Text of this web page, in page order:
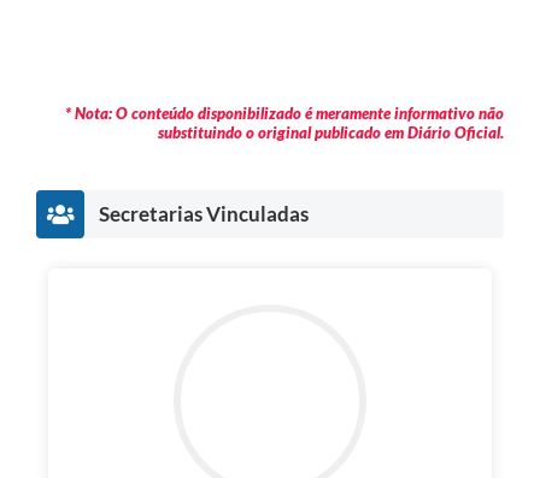
* Nota: O conteúdo disponibilizado é meramente informativo não
substituindo o original publicado em Diário Oficial.
Secretarias Vinculadas